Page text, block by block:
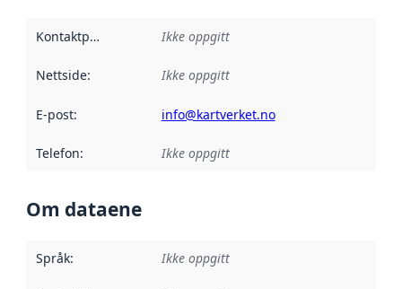
Kontaktpunkt Ikke oppgitt
Nettside: Ikke oppgitt
E-post: info@kartverket.no
Telefon: Ikke oppgitt
Om dataene
Språk: Ikke oppgitt